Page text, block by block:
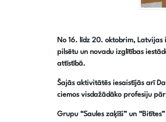
No 16. līdz 20. oktobrim,
pilsētu un novadu izglītības
attīstībā.
Šajās aktivitātēs iesaistījās arī
ciemos visdažādāko profesiju
Grupu “Saules zaķīši” un